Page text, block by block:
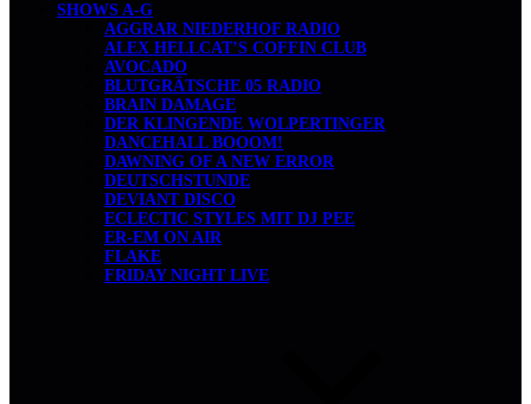
SHOWS A-G
AGGRAR NIEDERHOF RADIO
ALEX HELLCAT’S COFFIN CLUB
AVOCADO
BLUTGRÄTSCHE 05 RADIO
BRAIN DAMAGE
DER KLINGENDE WOLPERTINGER
DANCEHALL BOOOM!
DAWNING OF A NEW ERROR
DEUTSCHSTUNDE
DEVIANT DISCO
ECLECTIC STYLES MIT DJ PEE
ER-EM ON AIR
FLAKE
FRIDAY NIGHT LIVE